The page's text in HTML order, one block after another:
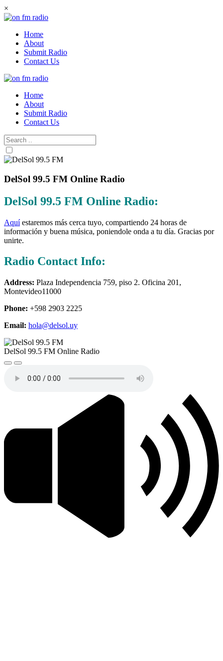
Skip
to
×
Home
About
Submit Radio
Contact Us
Home
About
Submit Radio
Contact Us
DelSol 99.5 FM Online Radio
DelSol 99.5 FM Online Radio:
Aquíestaremos más cerca tuyo, compartiendo 24 horas de
información y buena música, poniendole onda a tu día. Gracias por
unirte.
Radio Contact Info:
Address: Plaza Independencia 759, piso 2. Oficina 201,
Montevideo11000
Phone: +598 2903 2225
Email: hola@delsol.uy
DelSol 99.5 FM Online Radio